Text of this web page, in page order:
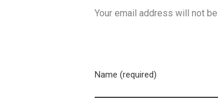
Your email address will not
Name (required)